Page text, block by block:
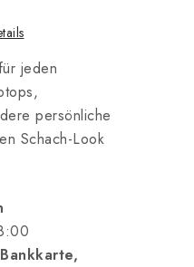
für jeden
persönliche
Schach-Look